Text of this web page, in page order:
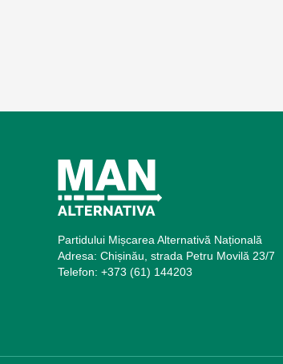
Partidului Mișcarea Alternativă Națională
Adresa: Chișinău, strada Petru Movilă 23/7
Telefon: +373 (61) 144203